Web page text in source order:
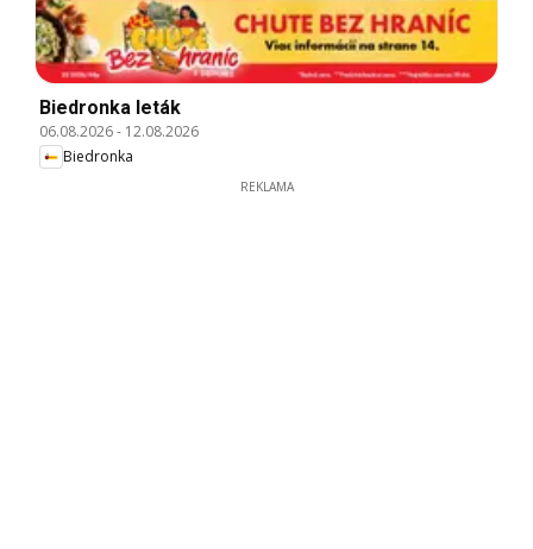
Biedronka leták
06.08.2026- 12.08.2026
Biedronka
REKLAMA